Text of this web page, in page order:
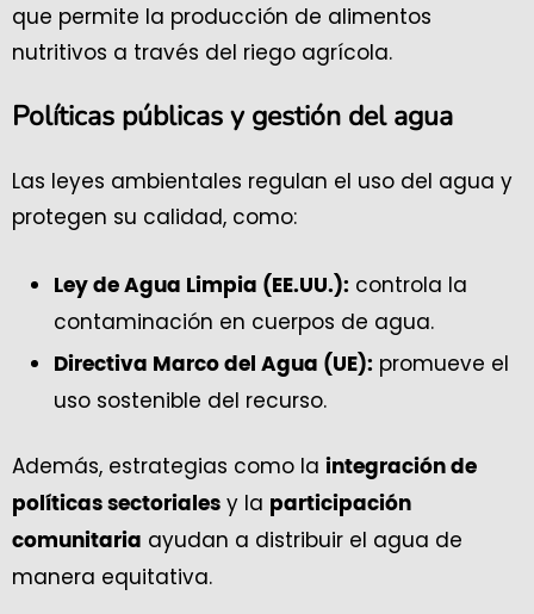
que permite la producción de alimentos
nutritivos a través del riego agrícola.
Políticas públicas y gestión del agua
Las leyes ambientales regulan el uso del agua y
protegen su calidad, como:
Ley de Agua Limpia (EE.UU.): controla la
contaminación en cuerpos de agua.
Directiva Marco del Agua (UE): promueve el
uso sostenible del recurso.
Además, estrategias como la integración de
políticas sectoriales y la participación
comunitaria ayudan a distribuir el agua de
manera equitativa.